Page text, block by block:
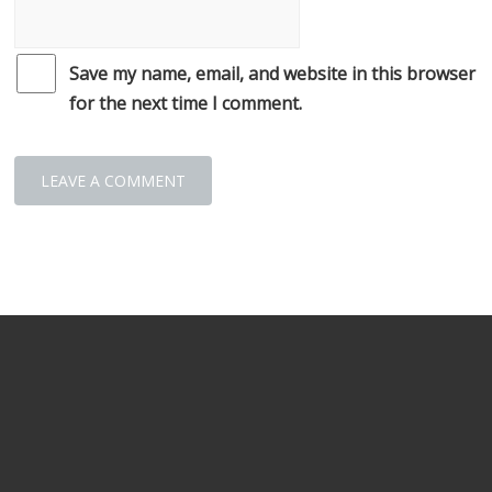
Save my name, email, and website in this browser
for the next time I comment.